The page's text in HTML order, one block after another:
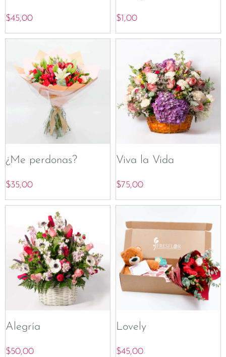
$45,00 $1,00
¿Me perdonas?
$35,00
Viva la Vida
$75,00
Alegría
$50,00
Lovely
$45,00